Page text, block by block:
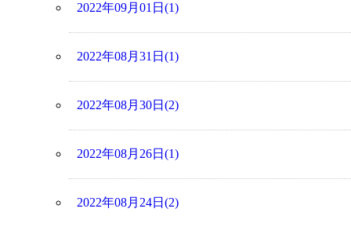
2022年09月01日(1)
2022年08月31日(1)
2022年08月30日(2)
2022年08月26日(1)
2022年08月24日(2)